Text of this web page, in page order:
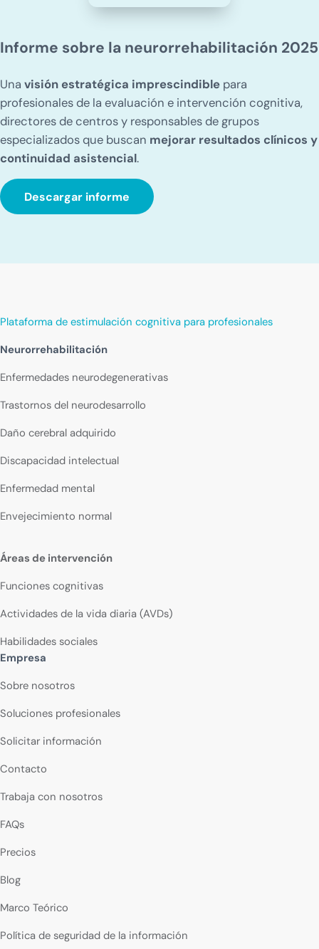
Informe sobre la neurorrehabilitación 2025
Unavisión estratégica imprescindible para
profesionales de la evaluación e intervención cognitiva,
directores de centros y responsables de grupos
especializados que buscan mejorar resultados clínicos y
continuidad asistencial.
Descargar informe
Plataforma de estimulación cognitiva para profesionales
Neurorrehabilitación
Enfermedades neurodegenerativas
Trastornos del neurodesarrollo
Daño cerebral adquirido
Discapacidad intelectual
Enfermedad mental
Envejecimiento normal
Áreas de intervención
Funciones cognitivas
Actividades de la vida diaria (AVDs)
Habilidades sociales
Empresa
Sobre nosotros
Soluciones profesionales
Solicitar información
Contacto
Trabaja con nosotros
FAQs
Precios
Blog
Marco Teórico
Política de seguridad de la información